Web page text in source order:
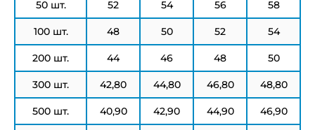
50 шт. 52 54 56 58
100 шт. 48 50 52 54
200 шт. 44 46 48 50
300 шт. 42,80 44,80 46,80 48,80
500 шт. 40,90 42,90 44,90 46,90